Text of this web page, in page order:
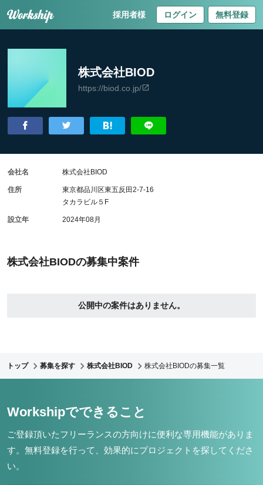
採用者様 ログイン 無料登録
株式会社BIOD
https://biod.co.jp/
株式会社BIODの募集中案件
公開中の案件はありません。
会社名 株式会社BIOD
住所
東京都品川区東五反田2-7-16
タカラビル５F
設立年 2024年08月
トップ 募集を探す 株式会社BIOD 株式会社BIODの募集一覧
Workshipでできること
ご登録頂いたフリーランスの方向けに便利な専用機能がありま
す。 無料登録を行って、効果的にプロジェクトを探してくださ
い。